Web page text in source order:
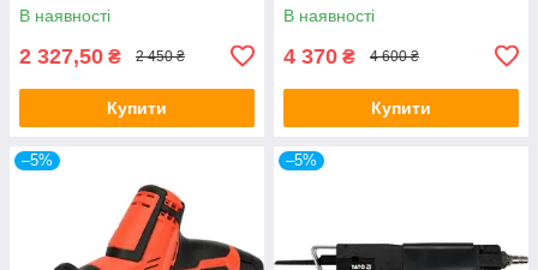
В наявності
2 327,50 ₴ 2 450 ₴
Купити
В наявності
4 370 ₴ 4 600 ₴
Купити
–5% –5%